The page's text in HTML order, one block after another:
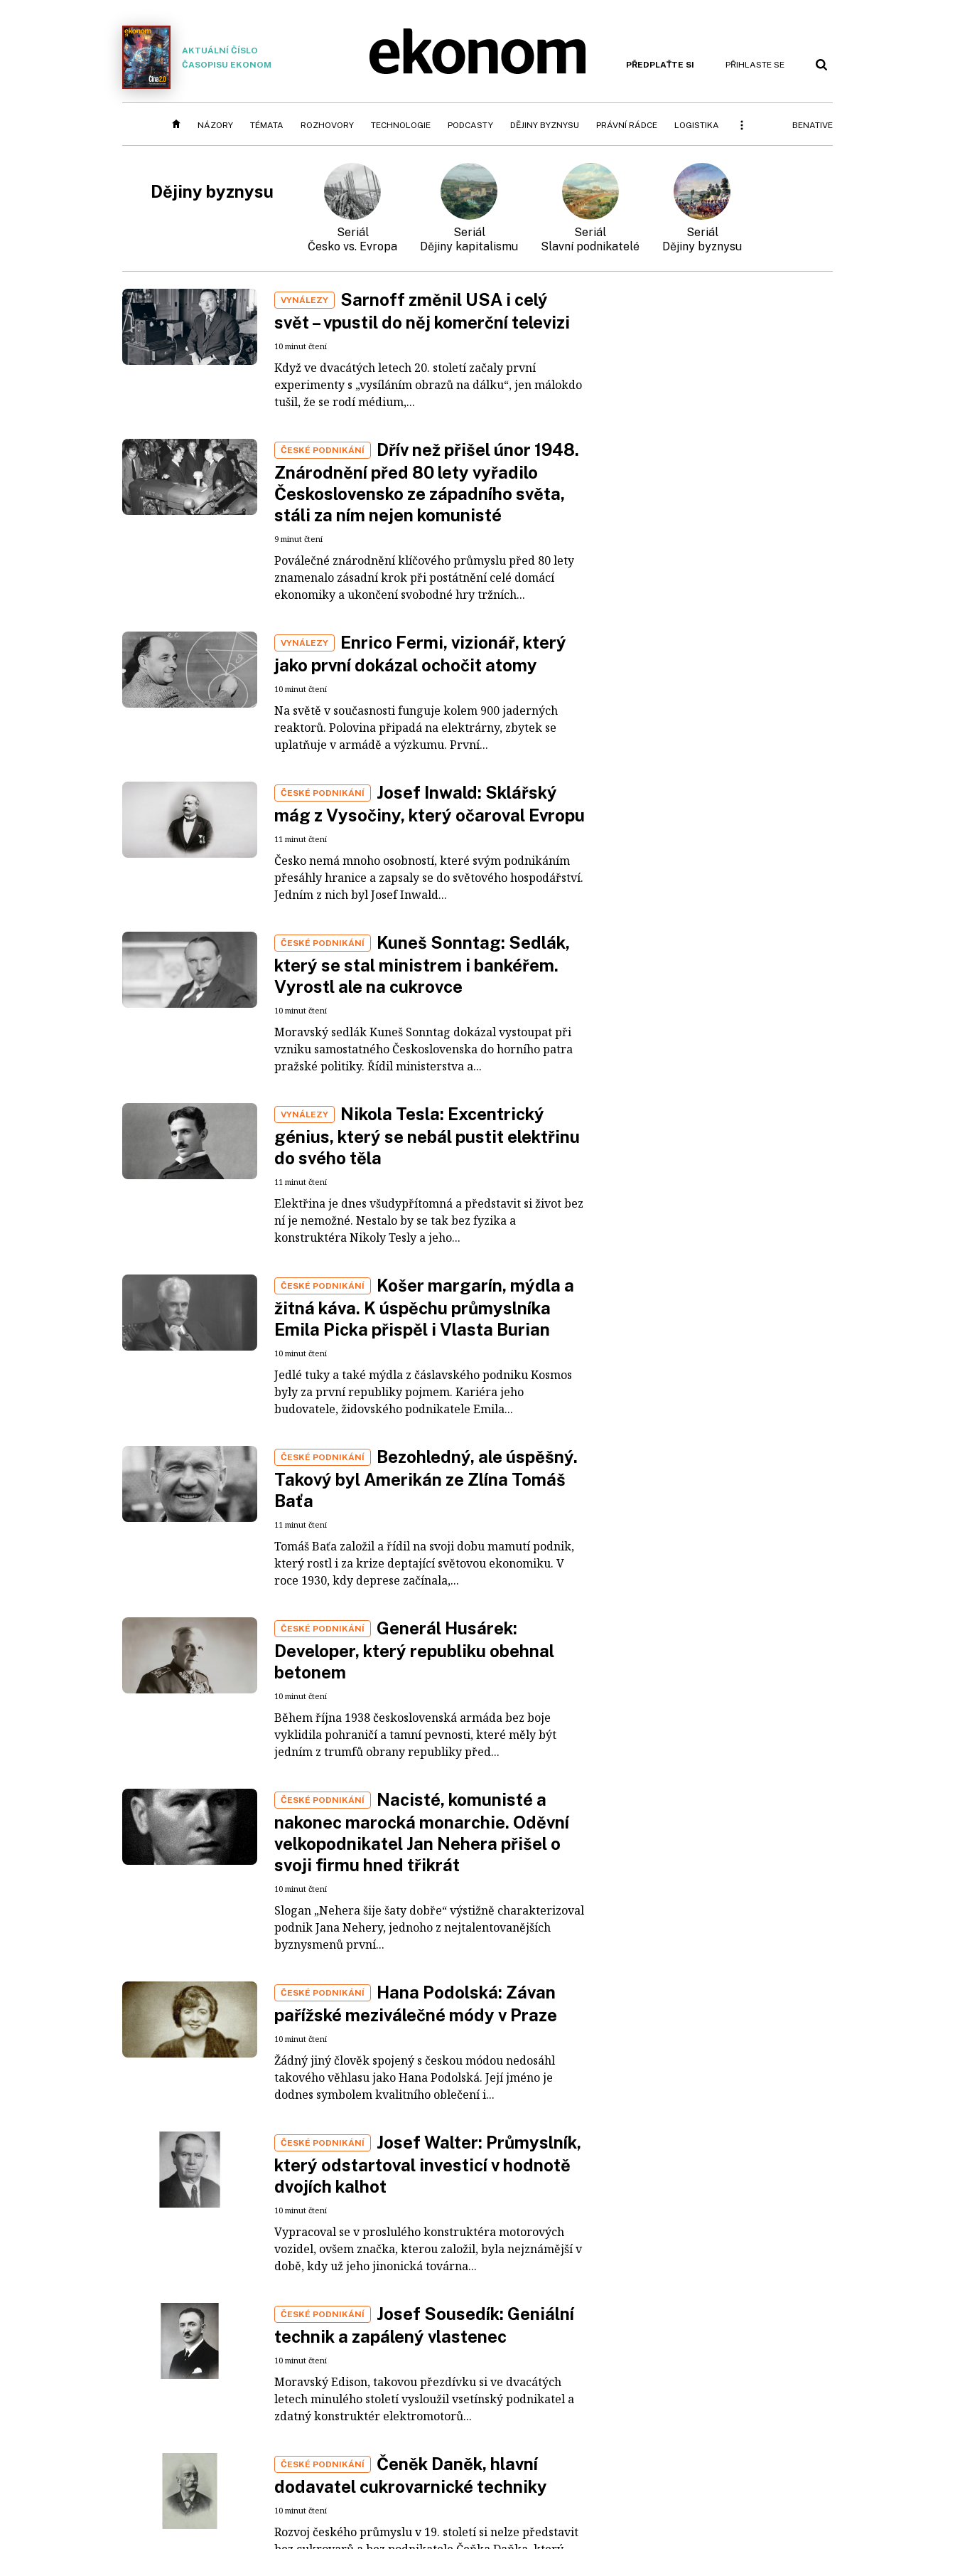
AKTUÁLNÍ ČÍSLO
ČASOPISU EKONOM
PŘEDPLAŤTE SI PŘIHLASTE SE
NÁZORY TÉMATA ROZHOVORY TECHNOLOGIE PODCASTY DĚJINY BYZNYSU PRÁVNÍ RÁDCE LOGISTIKA BENATIVE
Dějiny byznysu
Česko vs. Evropa Dějiny kapitalismu Slavní podnikatelé Dějiny byznysu
VYNÁLEZY
Sarnoff změnil USA i celý
svět – vpustil do něj komerční televizi
10 minut čtení
Když ve dvacátých letech 20. století začaly první
experimenty s „vysíláním obrazů na dálku“, jen málokdo
tušil, že se rodí médium,...
ČESKÉ PODNIKÁNÍ
Dřív než přišel únor 1948.
Znárodnění před 80 lety vyřadilo
Československo ze západního světa,
stáli za ním nejen komunisté
9 minut čtení
Poválečné znárodnění klíčového průmyslu před 80 lety
znamenalo zásadní krok při postátnění celé domácí
ekonomiky a ukončení svobodné hry tržních...
VYNÁLEZY
Enrico Fermi, vizionář, který
jako první dokázal ochočit atomy
10 minut čtení
Na světě v současnosti funguje kolem 900 jaderných
reaktorů. Polovina připadá na elektrárny, zbytek se
uplatňuje v armádě a výzkumu. První...
ČESKÉ PODNIKÁNÍ
Josef Inwald: Sklářský
mág z Vysočiny, který očaroval Evropu
11 minut čtení
Česko nemá mnoho osobností, které svým podnikáním
přesáhly hranice a zapsaly se do světového hospodářství.
Jedním z nich byl Josef Inwald...
ČESKÉ PODNIKÁNÍ
Kuneš Sonntag: Sedlák,
který se stal ministrem i bankéřem.
Vyrostl ale na cukrovce
10 minut čtení
Moravský sedlák Kuneš Sonntag dokázal vystoupat při
vzniku samostatného Československa do horního patra
pražské politiky. Řídil ministerstva a...
VYNÁLEZY
Nikola Tesla: Excentrický
génius, který se nebál pustit elektřinu
do svého těla
11 minut čtení
Elektřina je dnes všudypřítomná a představit si život bez
ní je nemožné. Nestalo by se tak bez fyzika a
konstruktéra Nikoly Tesly a jeho...
ČESKÉ PODNIKÁNÍ
Košer margarín, mýdla a
žitná káva. K úspěchu průmyslníka
Emila Picka přispěl i Vlasta Burian
10 minut čtení
Jedlé tuky a také mýdla z čáslavského podniku Kosmos
byly za první republiky pojmem. Kariéra jeho
budovatele, židovského podnikatele Emila...
ČESKÉ PODNIKÁNÍ
Bezohledný, ale úspěšný.
Takový byl Amerikán ze Zlína Tomáš
Baťa
11 minut čtení
Tomáš Baťa založil a řídil na svoji dobu mamutí podnik,
který rostl i za krize deptající světovou ekonomiku. V
roce 1930, kdy deprese začínala,...
ČESKÉ PODNIKÁNÍ
Generál Husárek:
Developer, který republiku obehnal
betonem
10 minut čtení
Během října 1938 československá armáda bez boje
vyklidila pohraničí a tamní pevnosti, které měly být
jedním z trumfů obrany republiky před...
ČESKÉ PODNIKÁNÍ
Nacisté, komunisté a
nakonec marocká monarchie. Oděvní
velkopodnikatel Jan Nehera přišel o
svoji firmu hned třikrát
10 minut čtení
Slogan „Nehera šije šaty dobře“ výstižně charakterizoval
podnik Jana Nehery, jednoho z nejtalentovanějších
byznysmenů první...
ČESKÉ PODNIKÁNÍ
Hana Podolská: Závan
pařížské meziválečné módy v Praze
10 minut čtení
Žádný jiný člověk spojený s českou módou nedosáhl
takového věhlasu jako Hana Podolská. Její jméno je
dodnes symbolem kvalitního oblečení i...
ČESKÉ PODNIKÁNÍ
Josef Walter: Průmyslník,
který odstartoval investicí v hodnotě
dvojích kalhot
10 minut čtení
Vypracoval se v proslulého konstruktéra motorových
vozidel, ovšem značka, kterou založil, byla nejznámější v
době, kdy už jeho jinonická továrna...
ČESKÉ PODNIKÁNÍ
Josef Sousedík: Geniální
technik a zapálený vlastenec
10 minut čtení
Moravský Edison, takovou přezdívku si ve dvacátých
letech minulého století vysloužil vsetínský podnikatel a
zdatný konstruktér elektromotorů...
ČESKÉ PODNIKÁNÍ
Čeněk Daněk, hlavní
dodavatel cukrovarnické techniky
10 minut čtení
Rozvoj českého průmyslu v 19. století si nelze představit